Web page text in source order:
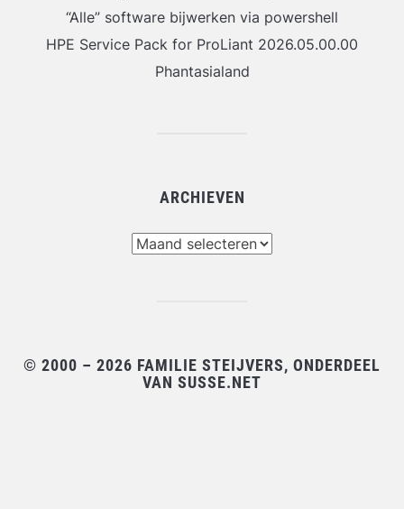
“Alle” software bijwerken via powershell
HPE Service Pack for ProLiant 2026.05.00.00
Phantasialand
ARCHIEVEN
© 2000 – 2026 FAMILIE STEIJVERS, ONDERDEEL
VAN SUSSE.NET